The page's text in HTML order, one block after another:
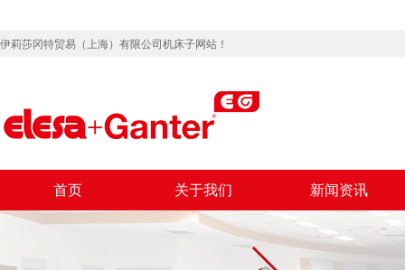
伊莉莎冈特贸易（上海）有限公司机床子网站！
首页 关于我们 新闻资讯